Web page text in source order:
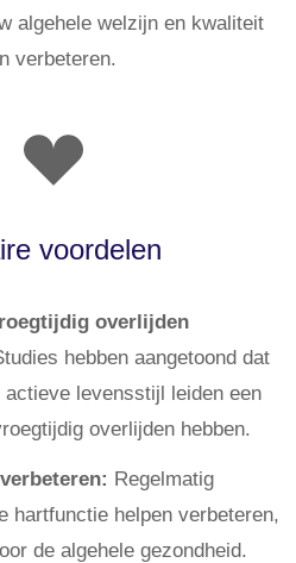
algehele welzijn en kwaliteit
verbeteren.
voordelen
overlijden
hebben aangetoond dat
actieve levensstijl leiden een
overlijden hebben.
Regelmatig
hartfunctie helpen verbeteren,
de algehele gezondheid.